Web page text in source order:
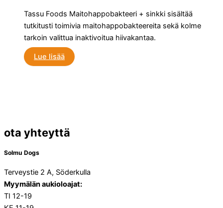
Tassu Foods Maitohappobakteeri + sinkki sisältää
tutkitusti toimivia maitohappobakteereita sekä kolme
tarkoin valittua inaktivoitua hiivakantaa.
Lue lisää
ota yhteyttä
Solmu Dogs
Terveystie 2 A, Söderkulla
Myymälän aukioloajat:
TI 12-19